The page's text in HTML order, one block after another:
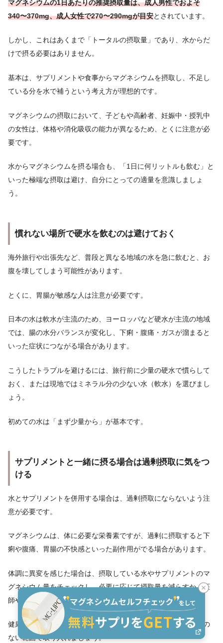
マグネシウムの1日あたりの推奨摂取量は、成人男性でおよそ
340〜370mg、成人女性で270〜290mgが目安とされています。
しかし、これはあくまで「トータルの摂取量」であり、水からだ
けで摂る必要はありません。
基本は、サプリメントや食事からマグネシウムを摂取し、不足し
ている分を水で補うという考え方が理想的です。
マグネシウムの摂取において、子どもや高齢者、妊娠中・授乳中
の女性は、体格や消化吸収の能力が異なるため、とくに注意が必
要です。
水からマグネシウムを摂る場合も、「1日に何リットルも飲む」と
いった極端な摂取は避け、自分にとっての適量を意識しましょ
う。
慣れない場所で硬水を飲むのは避けておく
海外旅行や出張先など、普段と異なる地域の水を急に飲むと、お
腹を壊してしまう可能性があります。
とくに、胃腸が敏感な人は注意が必要です。
日本の水は軟水が主流のため、ヨーロッパなど硬水が主流の地域
では、腸の水分バランスが変化し、下痢・腹痛・ガスが溜まると
いった症状につながる場合があります。
こうしたトラブルを避けるには、旅行前に少量の硬水で慣らして
おく、または現地ではミネラル分の少ない水（軟水）を選びまし
ょう。
初めての水は「まず少量から」が基本です。
サプリメントと一緒に摂る場合は過剰摂取に気をつ
ける
水とサプリメントを併用する場合は、過剰摂取にならないよう注
意が必要です。
マグネシウムは、体に必要な栄養素ですが、過剰に摂取すると下
痢や腹痛、胃腸の不快感といった副作用がでる場合があります。
体調に異変を感じた場合は、摂取している水やサプリメントのマ
グネシウム量をチェックし、必要に応じて摂取量を減らすか、医
師や薬剤師への相談をおすすめします。
健康のためのマグネシウム摂取が逆効果にならないよう、無理の
ない範囲で取り入れましょう。